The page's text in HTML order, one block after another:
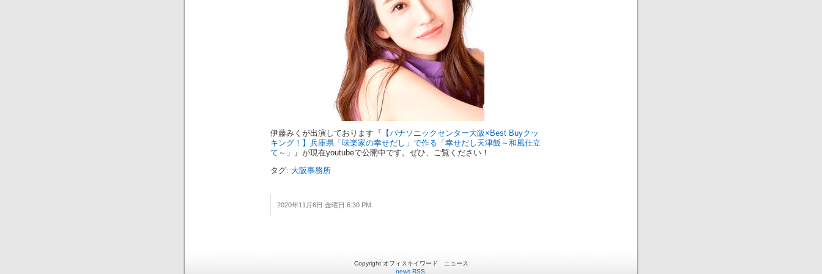
伊藤みくが出演しております『
【パナソニックセンター大阪×Best Buyクッ
キング！】兵庫県「味楽家の幸せだし」で作る「幸せだし天津飯～和風仕立
て～」 』が現在youtubeで公開中です。ぜひ、ご覧ください！
タグ: 大阪事務所
2020年11月6日 金曜日 6:30 PM.
Copyright オフィスキイワード ニュース
news RSS.